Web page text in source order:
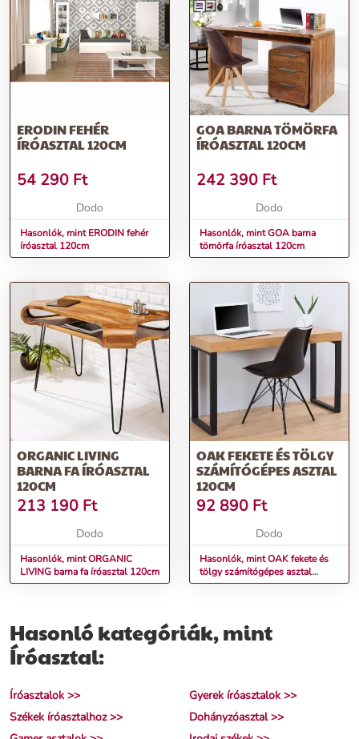
ERODIN FEHÉR
ÍRÓASZTAL 120CM
54 290 Ft
Dodo
Hasonlók, mint ERODIN fehér
íróasztal 120cm
GOA BARNA TÖMÖRFA
ÍRÓASZTAL 120CM
242 390 Ft
Dodo
Hasonlók, mint GOA barna
tömörfa íróasztal 120cm
ORGANIC LIVING
BARNA FA ÍRÓASZTAL
120CM
213 190 Ft
Dodo
Hasonlók, mint ORGANIC
LIVING barna fa íróasztal 120cm
OAK FEKETE ÉS TÖLGY
SZÁMÍTÓGÉPES ASZTAL
120CM
92 890 Ft
Dodo
Hasonlók, mint OAK fekete és
tölgy számítógépes asztal
120cm
Hasonló kategóriák, mint
Íróasztal:
Íróasztalok >>
Gyerek íróasztalok >>
Székek íróasztalhoz >>
Dohányzóasztal >>